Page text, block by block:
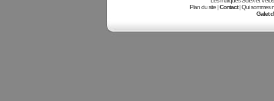
Plan du site |Contact| Qui sommes
Galet